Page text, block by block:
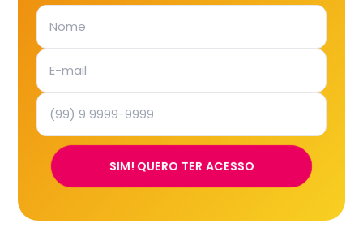
SIM! QUERO TER ACESSO